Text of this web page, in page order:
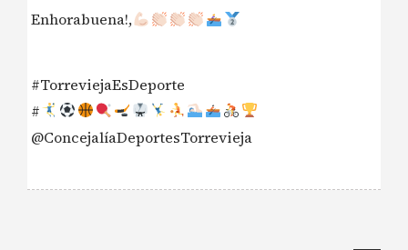
Enhorabuena!,
#TorreviejaEsDeporte
#
@ConcejalíaDeportesTorrevieja